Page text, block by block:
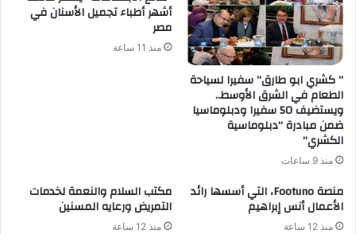
” كشري ابو طارق” سفيرا لسياحة
الطعام في الشرق الأوسط..
ويستضيف 50 سفيرا ودبلوماسيا
ضمن مبادرة “دبلوماسية
الكشري”
منذ 9 ساعات
أشهر أطباء تجميل الأسنان في
مصر
منذ 11 ساعة
منصة Footuno، التي أسسها رائد
الأعمال أنس إبراهيم
منذ 12 ساعة
مكتب السلام والنعمة لخدمات
التمريض ورعايه المسنين
منذ 12 ساعة